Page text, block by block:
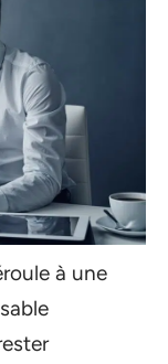
à une